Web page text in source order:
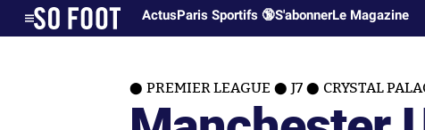
ActusParis Sportifs 🔞S'abonnerLe Magazine
PREMIER LEAGUE J7 CRYSTAL